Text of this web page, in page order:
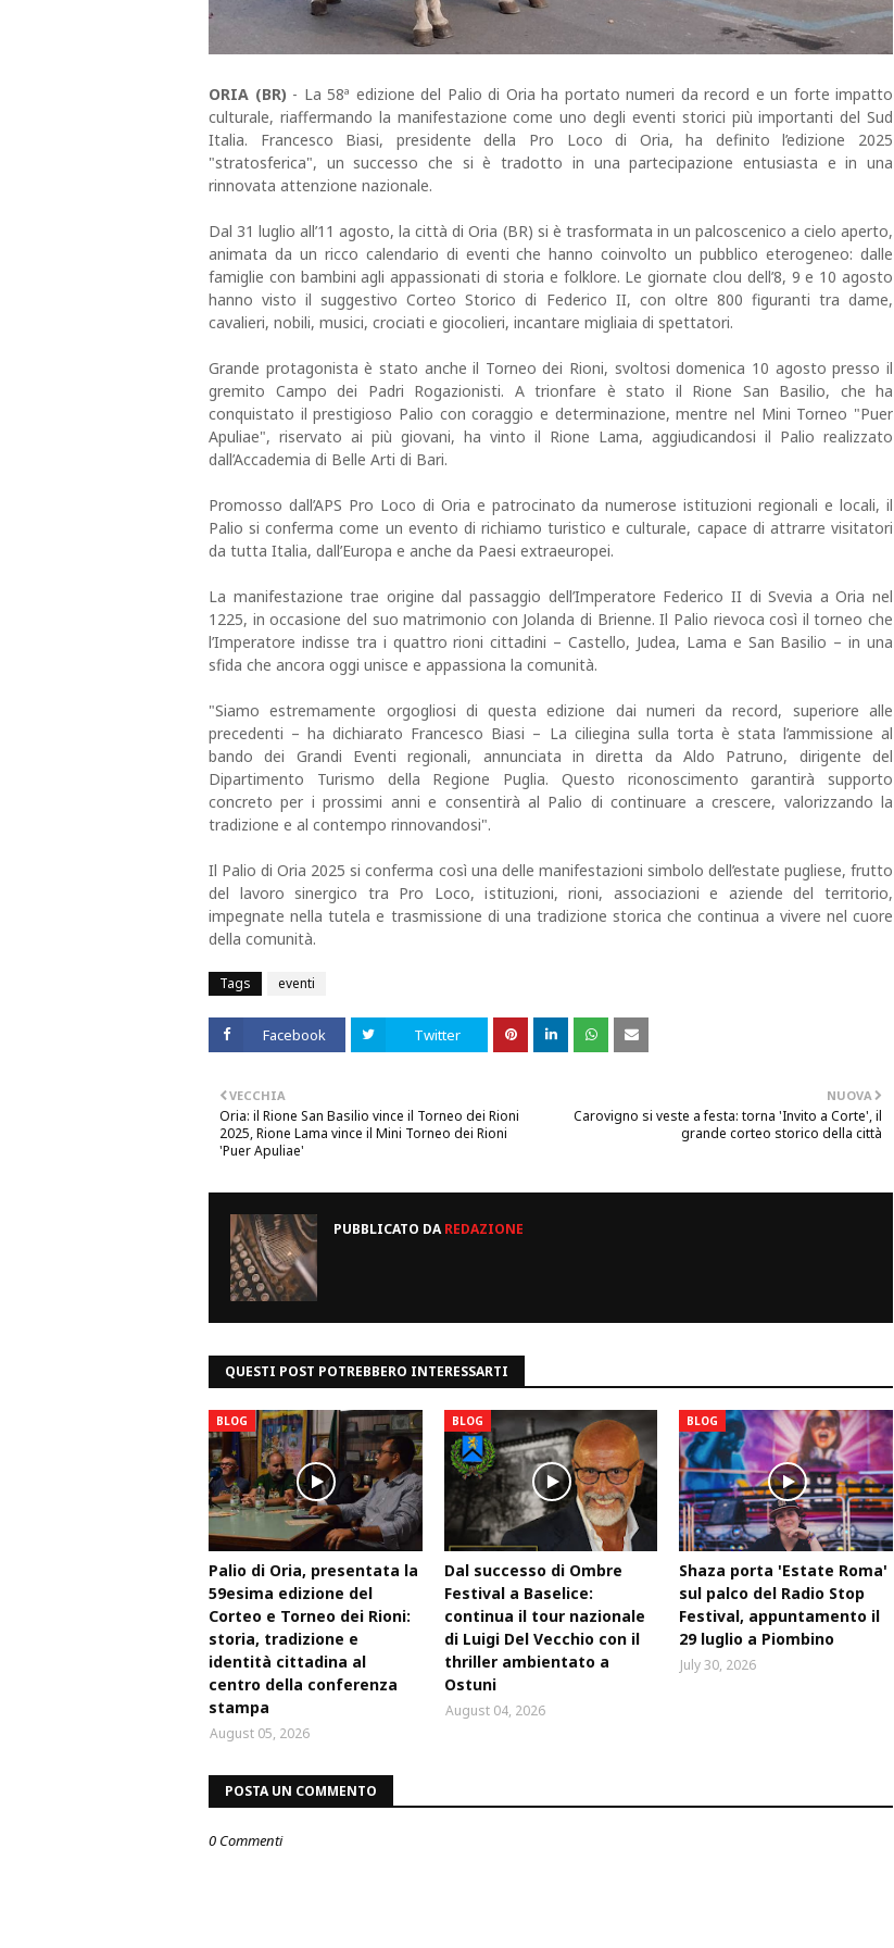
ORIA (BR) - La 58ª edizione del Palio di Oria ha portato numeri da record e un forte impatto
culturale, riaffermando la manifestazione come uno degli eventi storici più importanti del Sud
Italia. Francesco Biasi, presidente della Pro Loco di Oria, ha definito l’edizione 2025
"stratosferica", un successo che si è tradotto in una partecipazione entusiasta e in una
rinnovata attenzione nazionale.
Dal 31 luglio all’11 agosto, la città di Oria (BR) si è trasformata in un palcoscenico a cielo aperto,
animata da un ricco calendario di eventi che hanno coinvolto un pubblico eterogeneo: dalle
famiglie con bambini agli appassionati di storia e folklore. Le giornate clou dell’8, 9 e 10 agosto
hanno visto il suggestivo Corteo Storico di Federico II, con oltre 800 figuranti tra dame,
cavalieri, nobili, musici, crociati e giocolieri, incantare migliaia di spettatori.
Grande protagonista è stato anche il Torneo dei Rioni, svoltosi domenica 10 agosto presso il
gremito Campo dei Padri Rogazionisti. A trionfare è stato il Rione San Basilio, che ha
conquistato il prestigioso Palio con coraggio e determinazione, mentre nel Mini Torneo "Puer
Apuliae", riservato ai più giovani, ha vinto il Rione Lama, aggiudicandosi il Palio realizzato
dall’Accademia di Belle Arti di Bari.
Promosso dall’APS Pro Loco di Oria e patrocinato da numerose istituzioni regionali e locali, il
Palio si conferma come un evento di richiamo turistico e culturale, capace di attrarre visitatori
da tutta Italia, dall’Europa e anche da Paesi extraeuropei.
La manifestazione trae origine dal passaggio dell’Imperatore Federico II di Svevia a Oria nel
1225, in occasione del suo matrimonio con Jolanda di Brienne. Il Palio rievoca così il torneo che
l’Imperatore indisse tra i quattro rioni cittadini – Castello, Judea, Lama e San Basilio – in una
sfida che ancora oggi unisce e appassiona la comunità.
"Siamo estremamente orgogliosi di questa edizione dai numeri da record, superiore alle
precedenti – ha dichiarato Francesco Biasi – La ciliegina sulla torta è stata l’ammissione al
bando dei Grandi Eventi regionali, annunciata in diretta da Aldo Patruno, dirigente del
Dipartimento Turismo della Regione Puglia. Questo riconoscimento garantirà supporto
concreto per i prossimi anni e consentirà al Palio di continuare a crescere, valorizzando la
tradizione e al contempo rinnovandosi".
Il Palio di Oria 2025 si conferma così una delle manifestazioni simbolo dell’estate pugliese, frutto
del lavoro sinergico tra Pro Loco, istituzioni, rioni, associazioni e aziende del territorio,
impegnate nella tutela e trasmissione di una tradizione storica che continua a vivere nel cuore
della comunità.
Tags eventi
Facebook Twitter
NUOVA
Carovigno si veste a festa: torna 'Invito a Corte', il
grande corteo storico della città
VECCHIA
Oria: il Rione San Basilio vince il Torneo dei Rioni
2025, Rione Lama vince il Mini Torneo dei Rioni
'Puer Apuliae'
PUBBLICATO DAREDAZIONE
QUESTI POST POTREBBERO INTERESSARTI
BLOG
Palio di Oria, presentata la
59esima edizione del
Corteo e Torneo dei Rioni:
storia, tradizione e
identità cittadina al
centro della conferenza
stampa
August 05, 2026
BLOG
Dal successo di Ombre
Festival a Baselice:
continua il tour nazionale
di Luigi Del Vecchio con il
thriller ambientato a
Ostuni
August 04, 2026
BLOG
Shaza porta 'Estate Roma'
sul palco del Radio Stop
Festival, appuntamento il
29 luglio a Piombino
July 30, 2026
POSTA UN COMMENTO
0 Commenti